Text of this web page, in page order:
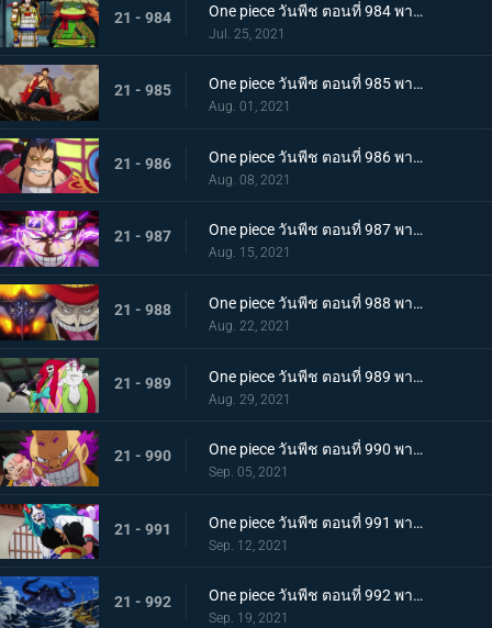
21 - 984 One piece วันพีช ตอนที่ 984 พากย์ไทย ลูฟี่อาละวาด ลอบเข้างานเลี้ยงของไคโด
Jul. 25, 2021
21 - 985 One piece วันพีช ตอนที่ 985 พากย์ไทย ความรู้สึกถึงโอทามะ หนึ่งหมัดแห่งความโกรธของลูฟี่
Aug. 01, 2021
21 - 986 One piece วันพีช ตอนที่ 986 พากย์ไทย ดนตรีต่อสู้ พลังที่จู่โจมใส่ลูฟี่
Aug. 08, 2021
21 - 987 One piece วันพีช ตอนที่ 987 พากย์ไทย ฝันแตกสลาย กับดักล่อลวงซันจิ
Aug. 15, 2021
21 - 988 One piece วันพีช ตอนที่ 988 พากย์ไทย กำลังเสริมมาถึง! หัวหน้าหน่วยกลุ่มโจรสลัดหนวดขาว
Aug. 22, 2021
21 - 989 One piece วันพีช ตอนที่ 989 พากย์ไทย คำสาบานของบุรุษ! บราคิโอ้แทงก์สู้ดุเดือด
Aug. 29, 2021
21 - 990 One piece วันพีช ตอนที่ 990 พากย์ไทย ฟ้าสนั่น 8 ทิศ! ลูกชายไคโดปรากฏตัว
Sep. 05, 2021
21 - 991 One piece วันพีช ตอนที่ 991 พากย์ไทย เป็นศัตรูหรือเป็นมิตร? ลูฟี่กับยามาโตะ
Sep. 12, 2021
21 - 992 One piece วันพีช ตอนที่ 992 พากย์ไทย อยากจะเป็นโอเด้ง ความรู้สึกของยามาโตะ
Sep. 19, 2021